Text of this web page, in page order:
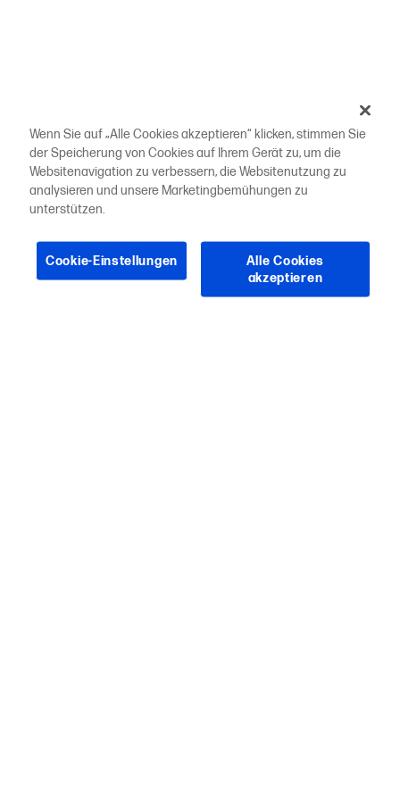
Wenn Sie auf „Alle Cookies akzeptieren“ klicken, stimmen Sie
der Speicherung von Cookies auf Ihrem Gerät zu, um die
Websitenavigation zu verbessern, die Websitenutzung zu
analysieren und unsere Marketingbemühungen zu
unterstützen.
Cookie-Einstellungen
Alle Cookies
akzeptieren